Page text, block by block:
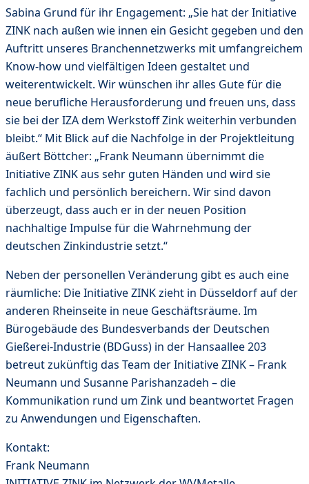
Sabina Grund für ihr Engagement: „Sie hat der Initiative
ZINK nach außen wie innen ein Gesicht gegeben und den
Auftritt unseres Branchennetzwerks mit umfangreichem
Know-how und vielfältigen Ideen gestaltet und
weiterentwickelt. Wir wünschen ihr alles Gute für die
neue berufliche Herausforderung und freuen uns, dass
sie bei der IZA dem Werkstoff Zink weiterhin verbunden
bleibt.“ Mit Blick auf die Nachfolge in der Projektleitung
äußert Böttcher: „Frank Neumann übernimmt die
Initiative ZINK aus sehr guten Händen und wird sie
fachlich und persönlich bereichern. Wir sind davon
überzeugt, dass auch er in der neuen Position
nachhaltige Impulse für die Wahrnehmung der
deutschen Zinkindustrie setzt.“
Neben der personellen Veränderung gibt es auch eine
räumliche: Die Initiative ZINK zieht in Düsseldorf auf der
anderen Rheinseite in neue Geschäftsräume. Im
Bürogebäude des Bundesverbands der Deutschen
Gießerei-Industrie (BDGuss) in der Hansaallee 203
betreut zukünftig das Team der Initiative ZINK – Frank
Neumann und Susanne Parishanzadeh – die
Kommunikation rund um Zink und beantwortet Fragen
zu Anwendungen und Eigenschaften.
Kontakt:
Frank Neumann